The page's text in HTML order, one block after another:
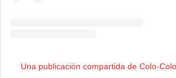
Una publicación compartida de Colo-